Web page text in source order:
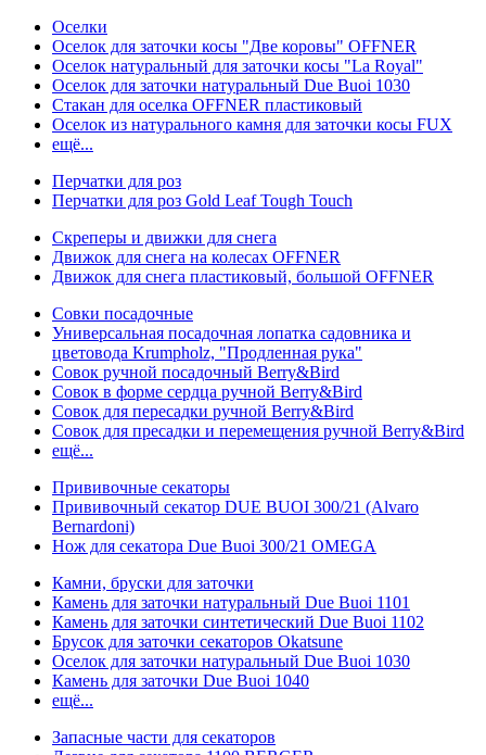
Оселки
Оселок для заточки косы "Две коровы" OFFNER
Оселок натуральный для заточки косы "La Royal"
Оселок для заточки натуральный Due Buoi 1030
Стакан для оселка OFFNER пластиковый
Оселок из натурального камня для заточки косы FUX
ещё...
Перчатки для роз
Перчатки для роз Gold Leaf Tough Touch
Скреперы и движки для снега
Движок для снега на колесах OFFNER
Движок для снега пластиковый, большой OFFNER
Совки посадочные
Универсальная посадочная лопатка садовника и
цветовода Krumpholz, "Продленная рука"
Совок ручной посадочный Berry&Bird
Совок в форме сердца ручной Berry&Bird
Совок для пересадки ручной Berry&Bird
Совок для пресадки и перемещения ручной Berry&Bird
ещё...
Прививочные секаторы
Прививочный секатор DUE BUOI 300/21 (Alvaro
Bernardoni)
Нож для секатора Due Buoi 300/21 OMEGA
Камни, бруски для заточки
Камень для заточки натуральный Due Buoi 1101
Камень для заточки синтетический Due Buoi 1102
Брусок для заточки секаторов Okatsune
Оселок для заточки натуральный Due Buoi 1030
Камень для заточки Due Buoi 1040
ещё...
Запасные части для секаторов